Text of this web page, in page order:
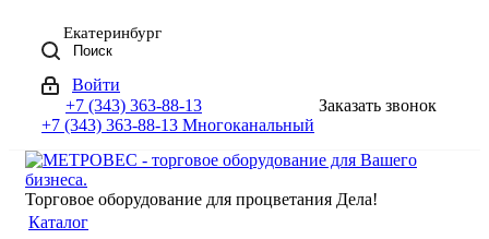
Екатеринбург
Поиск
Войти
+7 (343) 363-88-13
+7 (343) 363-88-13 Многоканальный
Заказать звонок
Торговое оборудование для процветания Дела!
Каталог